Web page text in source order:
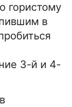
гористому
в
3-й и 4-